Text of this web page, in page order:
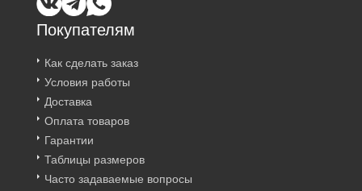
Покупателям
Как сделать заказ
Условия работы
Доставка
Оплата товаров
Гарантии
Таблицы размеров
Часто задаваемые вопросы